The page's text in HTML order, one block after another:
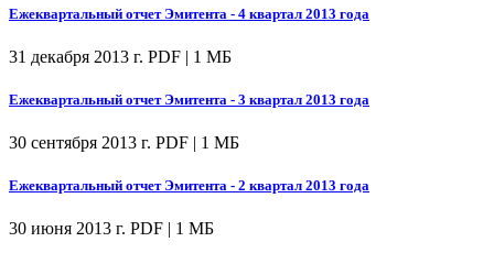
Ежеквартальный отчет Эмитента - 4 квартал 2013 года
31 декабря 2013 г. PDF | 1 МБ
Ежеквартальный отчет Эмитента - 3 квартал 2013 года
30 сентября 2013 г. PDF | 1 МБ
Ежеквартальный отчет Эмитента - 2 квартал 2013 года
30 июня 2013 г. PDF | 1 МБ